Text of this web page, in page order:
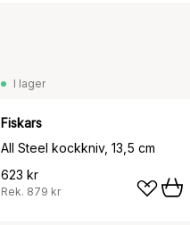
I lager
Fiskars
All Steel kockkniv, 13,5 cm
623 kr
Rek. 879 kr